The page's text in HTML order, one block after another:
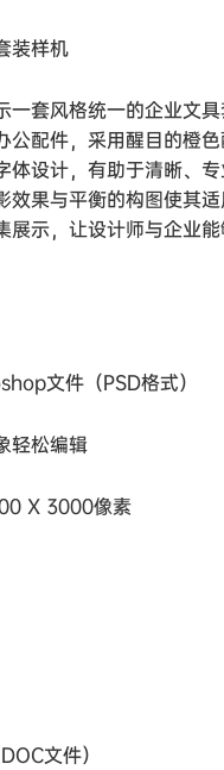
装样机
一套风格统一的企业文具
公配件，采用醒目的橙
体设计，有助于清晰、
效果与平衡的构图使其
展示，让设计师与企业
文件（PSD格式）
轻松编辑
X 3000像素
文件）